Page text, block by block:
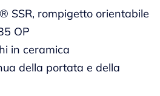
SSR, rompigetto orientabile
OP
in ceramica
della portata e della